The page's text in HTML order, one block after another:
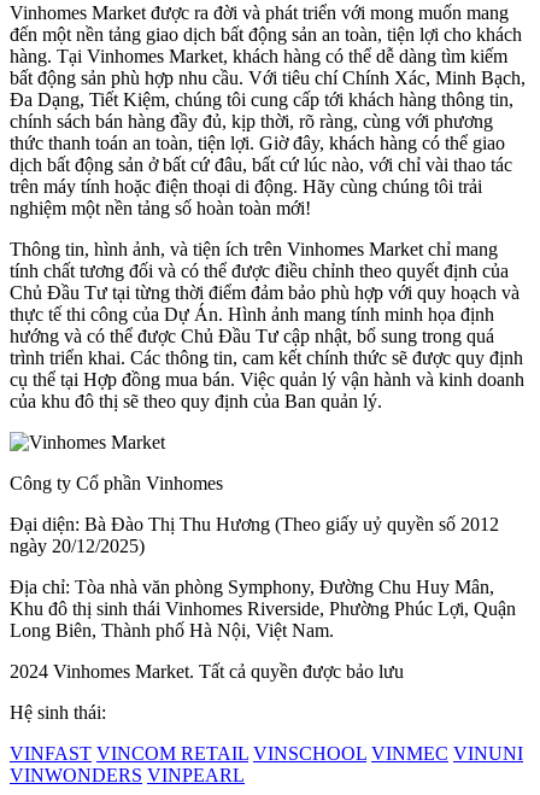
Vinhomes Market được ra đời và phát triển với mong muốn mang
đến một nền tảng giao dịch bất động sản an toàn, tiện lợi cho khách
hàng. Tại Vinhomes Market, khách hàng có thể dễ dàng tìm kiếm
bất động sản phù hợp nhu cầu. Với tiêu chí Chính Xác, Minh Bạch,
Đa Dạng, Tiết Kiệm, chúng tôi cung cấp tới khách hàng thông tin,
chính sách bán hàng đầy đủ, kịp thời, rõ ràng, cùng với phương
thức thanh toán an toàn, tiện lợi. Giờ đây, khách hàng có thể giao
dịch bất động sản ở bất cứ đâu, bất cứ lúc nào, với chỉ vài thao tác
trên máy tính hoặc điện thoại di động. Hãy cùng chúng tôi trải
nghiệm một nền tảng số hoàn toàn mới!
Thông tin, hình ảnh, và tiện ích trên Vinhomes Market chỉ mang
tính chất tương đối và có thể được điều chỉnh theo quyết định của
Chủ Đầu Tư tại từng thời điểm đảm bảo phù hợp với quy hoạch và
thực tế thi công của Dự Án. Hình ảnh mang tính minh họa định
hướng và có thể được Chủ Đầu Tư cập nhật, bổ sung trong quá
trình triển khai. Các thông tin, cam kết chính thức sẽ được quy định
cụ thể tại Hợp đồng mua bán. Việc quản lý vận hành và kinh doanh
của khu đô thị sẽ theo quy định của Ban quản lý.
Công ty Cổ phần Vinhomes
Đại diện: Bà Đào Thị Thu Hương (Theo giấy uỷ quyền số 2012
ngày 20/12/2025)
Địa chỉ: Tòa nhà văn phòng Symphony, Đường Chu Huy Mân,
Khu đô thị sinh thái Vinhomes Riverside, Phường Phúc Lợi, Quận
Long Biên, Thành phố Hà Nội, Việt Nam.
2024 Vinhomes Market. Tất cả quyền được bảo lưu
Hệ sinh thái:
VINFAST VINCOM RETAIL VINSCHOOL VINMEC VINUNI
VINWONDERS VINPEARL